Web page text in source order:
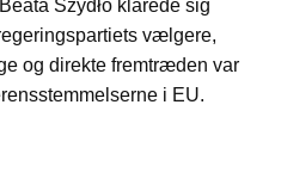
Szydło klarede sig
vælgere,
og direkte fremtræden var
i EU.